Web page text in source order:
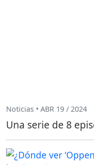
Noticias • ABR 19 / 2024
Una serie de 8